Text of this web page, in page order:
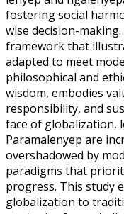
fostering social
wise decision-
framework that
adapted to meet
philosophical and
wisdom, embodies
responsibility, and
face of globalization,
Paramalenyep are
overshadowed by
paradigms that
progress. This study
globalization to